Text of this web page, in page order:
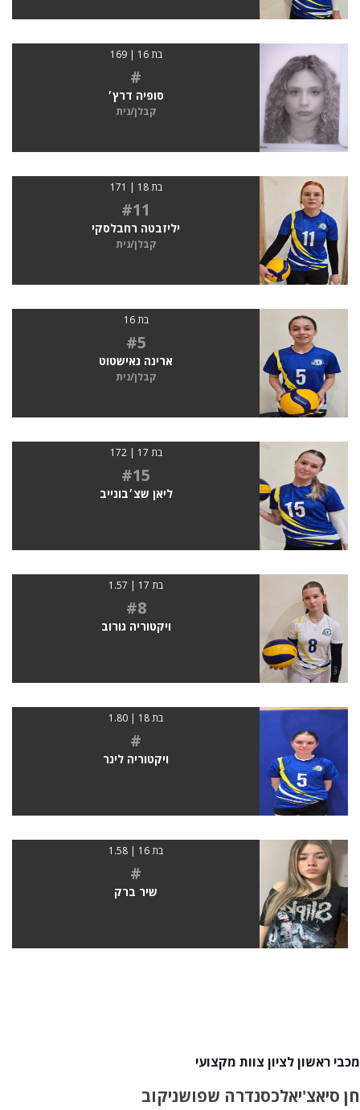
בת 16 | 169
#
סופיה דרץ׳
קבלן/נית
בת 18 | 171
#11
יליזבטה רחבלסקי
קבלן/נית
בת 16
#5
ארינה נאישטוט
קבלן/נית
בת 17 | 172
#15
ליאן שצ׳בונייב
בת 17 | 1.57
#8
ויקטוריה גורוב
בת 18 | 1.80
#
ויקטוריה לינר
בת 16 | 1.58
#
שיר ברק
מכבי ראשון לציון צוות מקצועי
חן סיאצ'יאלכסנדרה שפושניקוב